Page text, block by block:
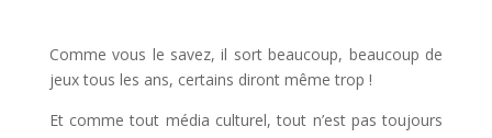
Comme vous le savez, il sort beaucoup, beaucoup de
jeux tous les ans, certains diront même trop !
Et comme tout média culturel, tout n’est pas toujours